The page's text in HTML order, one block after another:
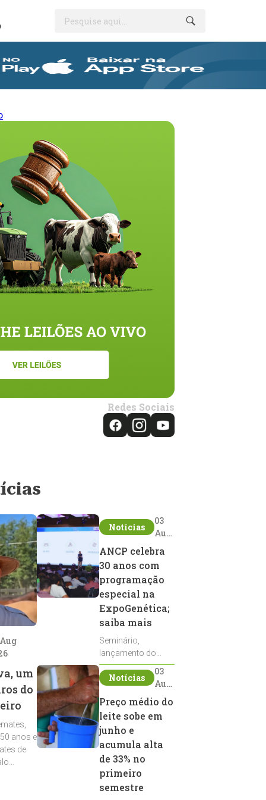
Pesquise aqui...
Redes Sociais
um
do
anos e
de
Notícias
03
Aug
ANCP celebra
30 anos com
programação
especial na
ExpoGenética;
saiba mais
Seminário,
lançamento do
Sumário de Touros,
debates, podcast,
reprodutores e
homenagens
integram a
programação da
entidade durante a
ExpoGenética 2026
Notícias
03
Aug
2026
Preço médio do
leite sobe em
junho e
acumula alta
de 33% no
primeiro
semestre